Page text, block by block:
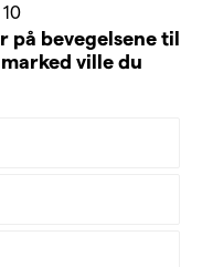
på bevegelsene til
ville du